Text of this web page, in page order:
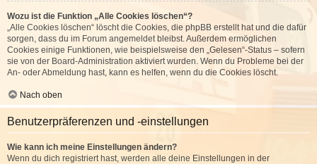
Wozu ist die Funktion „Alle Cookies löschen“?
„Alle Cookies löschen“ löscht die Cookies, die phpBB erstellt hat und die dafür
sorgen, dass du im Forum angemeldet bleibst. Außerdem ermöglichen
Cookies einige Funktionen, wie beispielsweise den „Gelesen“-Status – sofern
sie von der Board-Administration aktiviert wurden. Wenn du Probleme bei der
An- oder Abmeldung hast, kann es helfen, wenn du die Cookies löscht.
Nach oben
Benutzerpräferenzen und -einstellungen
Wie kann ich meine Einstellungen ändern?
Wenn du dich registriert hast, werden alle deine Einstellungen in der